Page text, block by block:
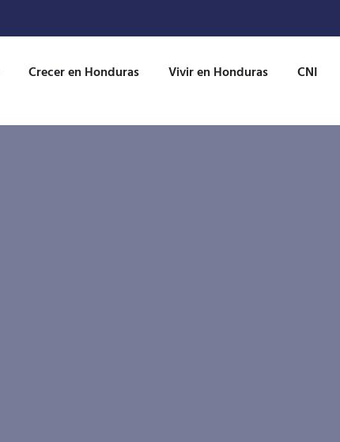
Crecer en Honduras Vivir en Honduras CNI